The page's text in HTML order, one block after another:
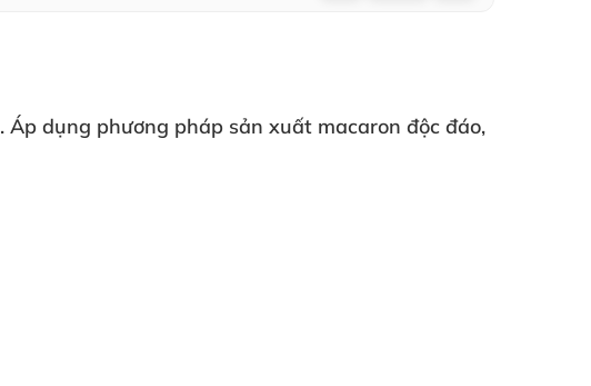
. Áp dụng phương pháp sản xuất macaron độc đáo,